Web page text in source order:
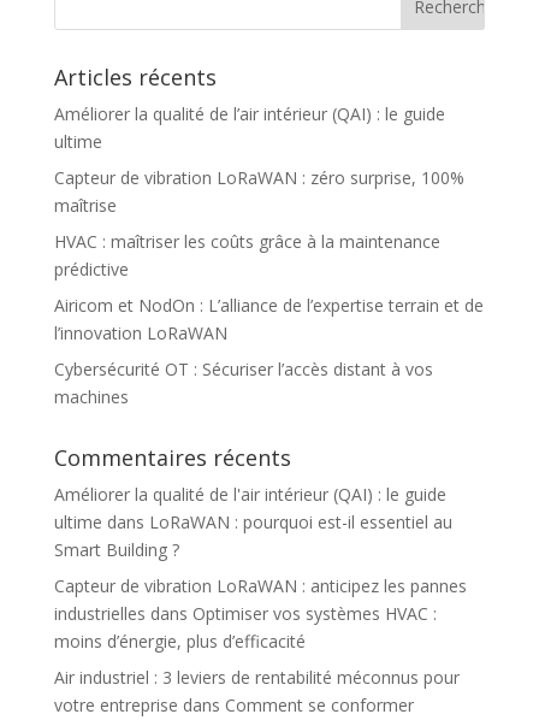
Articles récents
Améliorer la qualité de l’air intérieur (QAI) : le guide
ultime
Capteur de vibration LoRaWAN : zéro surprise, 100%
maîtrise
HVAC : maîtriser les coûts grâce à la maintenance
prédictive
Airicom et NodOn : L’alliance de l’expertise terrain et de
l’innovation LoRaWAN
Cybersécurité OT : Sécuriser l’accès distant à vos
machines
Commentaires récents
Améliorer la qualité de l'air intérieur (QAI) : le guide
ultime dans LoRaWAN : pourquoi est-il essentiel au
Smart Building ?
Capteur de vibration LoRaWAN : anticipez les pannes
industrielles dans Optimiser vos systèmes HVAC :
moins d’énergie, plus d’efficacité
Air industriel : 3 leviers de rentabilité méconnus pour
votre entreprise dans Comment se conformer